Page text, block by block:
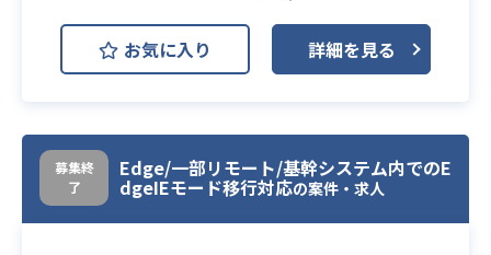
業務内容
365へ移行する検討作業をお願いしま
す。
・メール、Web会議/チャット、デー
移行検討
・構成検討、周辺システム影響、制
約洗い出し、対処、移行期間、移行
コストの検討
お気に入り 詳細を見る
募集終
了
Edge/一部リモート/基幹システム内でのE
dgeIEモード移行対応の案件・求人